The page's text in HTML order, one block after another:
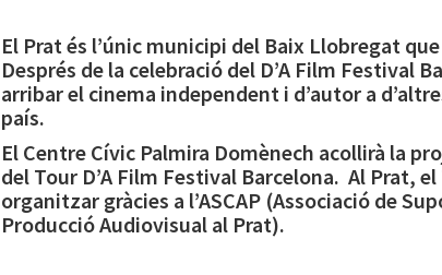
El Prat és l’únic municipi del Baix Llobregat
Després de la celebració del D’A Film Festival
arribar el cinema independent i d’autor a
país.
El Centre Cívic Palmira Domènech acollirà la
del Tour D’A Film Festival Barcelona. Al Prat, el
organitzar gràcies a l’ASCAP (Associació de
Producció Audiovisual al Prat).